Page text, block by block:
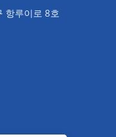
항루이로 8호